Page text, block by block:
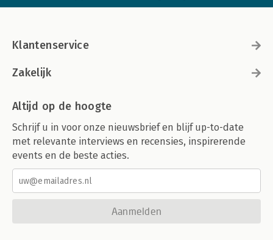
Klantenservice
Zakelijk
Altijd op de hoogte
Schrijf u in voor onze nieuwsbrief en blijf up-to-date
met relevante interviews en recensies, inspirerende
events en de beste acties.
Aanmelden